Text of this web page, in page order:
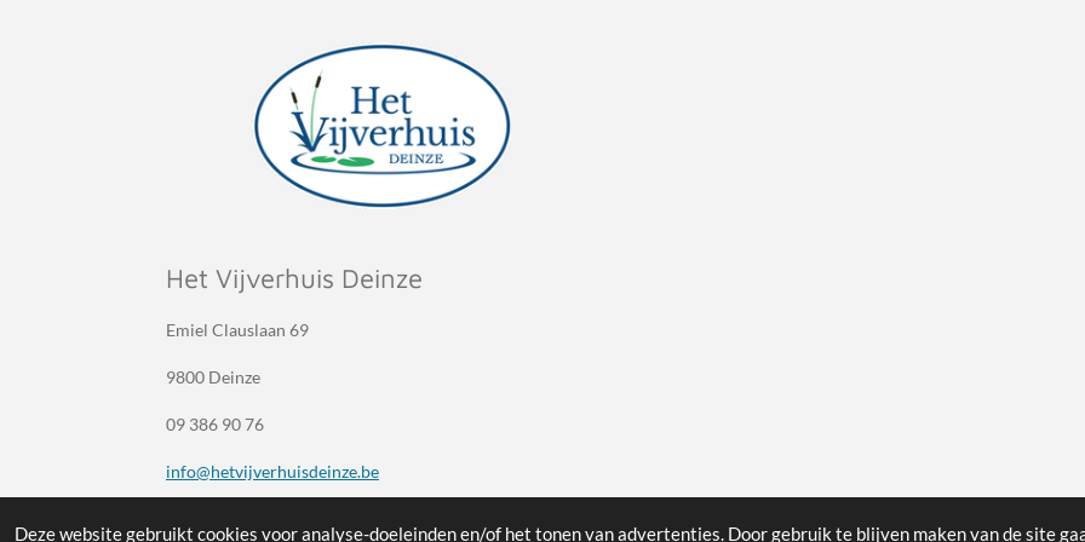
Deze website gebruikt cookies voor analyse-doeleinden en/of het tonen van advertenties. Door gebruik te blijven maken van de site
Het Vijverhuis Deinze
Emiel Clauslaan 69
9800 Deinze
09 386 90 76
info@hetvijverhuisdeinze.be